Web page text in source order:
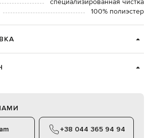
специализированная чистка
100% полиэстер
+38 044 365 94 94